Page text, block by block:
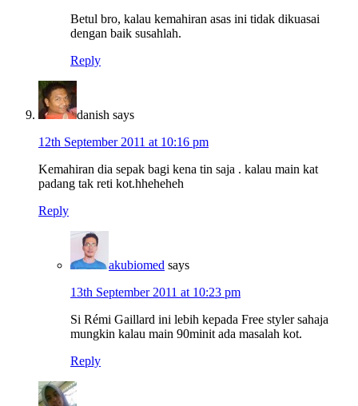
Betul bro, kalau kemahiran asas ini tidak dikuasai
dengan baik susahlah.
Reply
danish says
12th September 2011 at 10:16 pm
Kemahiran dia sepak bagi kena tin saja . kalau main kat
padang tak reti kot.hheheheh
Reply
akubiomed says
13th September 2011 at 10:23 pm
Si Rémi Gaillard ini lebih kepada Free styler sahaja
mungkin kalau main 90minit ada masalah kot.
Reply